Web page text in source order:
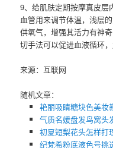
9、给肌肤定期按摩真皮层
血管用来调节体温，浅层
供氧气，增强其活力有神
切手法可以促进血液循环
来源：互联网
随机文章：
艳丽吸睛糖块色美妆
气质名媛盘发鸟窝头
初夏短梨花头怎样打
纪梵希粉底液色号挑